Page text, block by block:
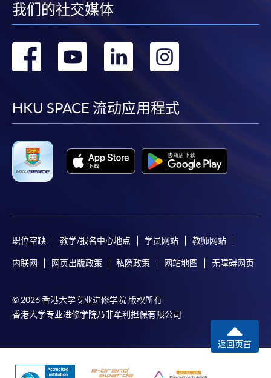
我们的社交媒体
转
facebook
转
youtube
转
linkedin
转
HKU SPACE 流动应用程式
职位空缺 教学/报名中心地点 学员网站 教师网站
内联网 网页出版政策 私隐政策 网站地图 无障碍网页
© 2026 香港大学专业进修学院 版权所有
香港大学专业进修学院乃非牟利担保有限公司
返回页首